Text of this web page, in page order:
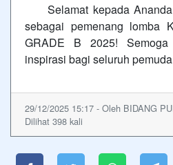
Selamat kepada Ananda
sebagai pemenang lomba
GRADE B 2025!
inspirasi bagi seluruh
29/12/2025 15:17 - Oleh BIDANG
Dilihat 398 kali